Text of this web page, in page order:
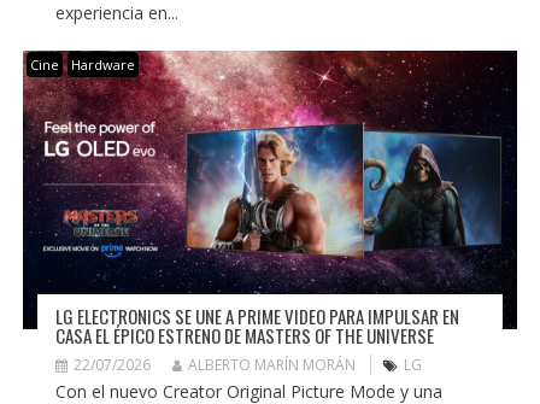
experiencia en...
Cine Hardware
LG ELECTRONICS SE UNE A PRIME VIDEO PARA IMPULSAR EN
CASA EL ÉPICO ESTRENO DE MASTERS OF THE UNIVERSE
22/07/2026 ALBERTO MARÍN MORÁN LG
Con el nuevo Creator Original Picture Mode y una